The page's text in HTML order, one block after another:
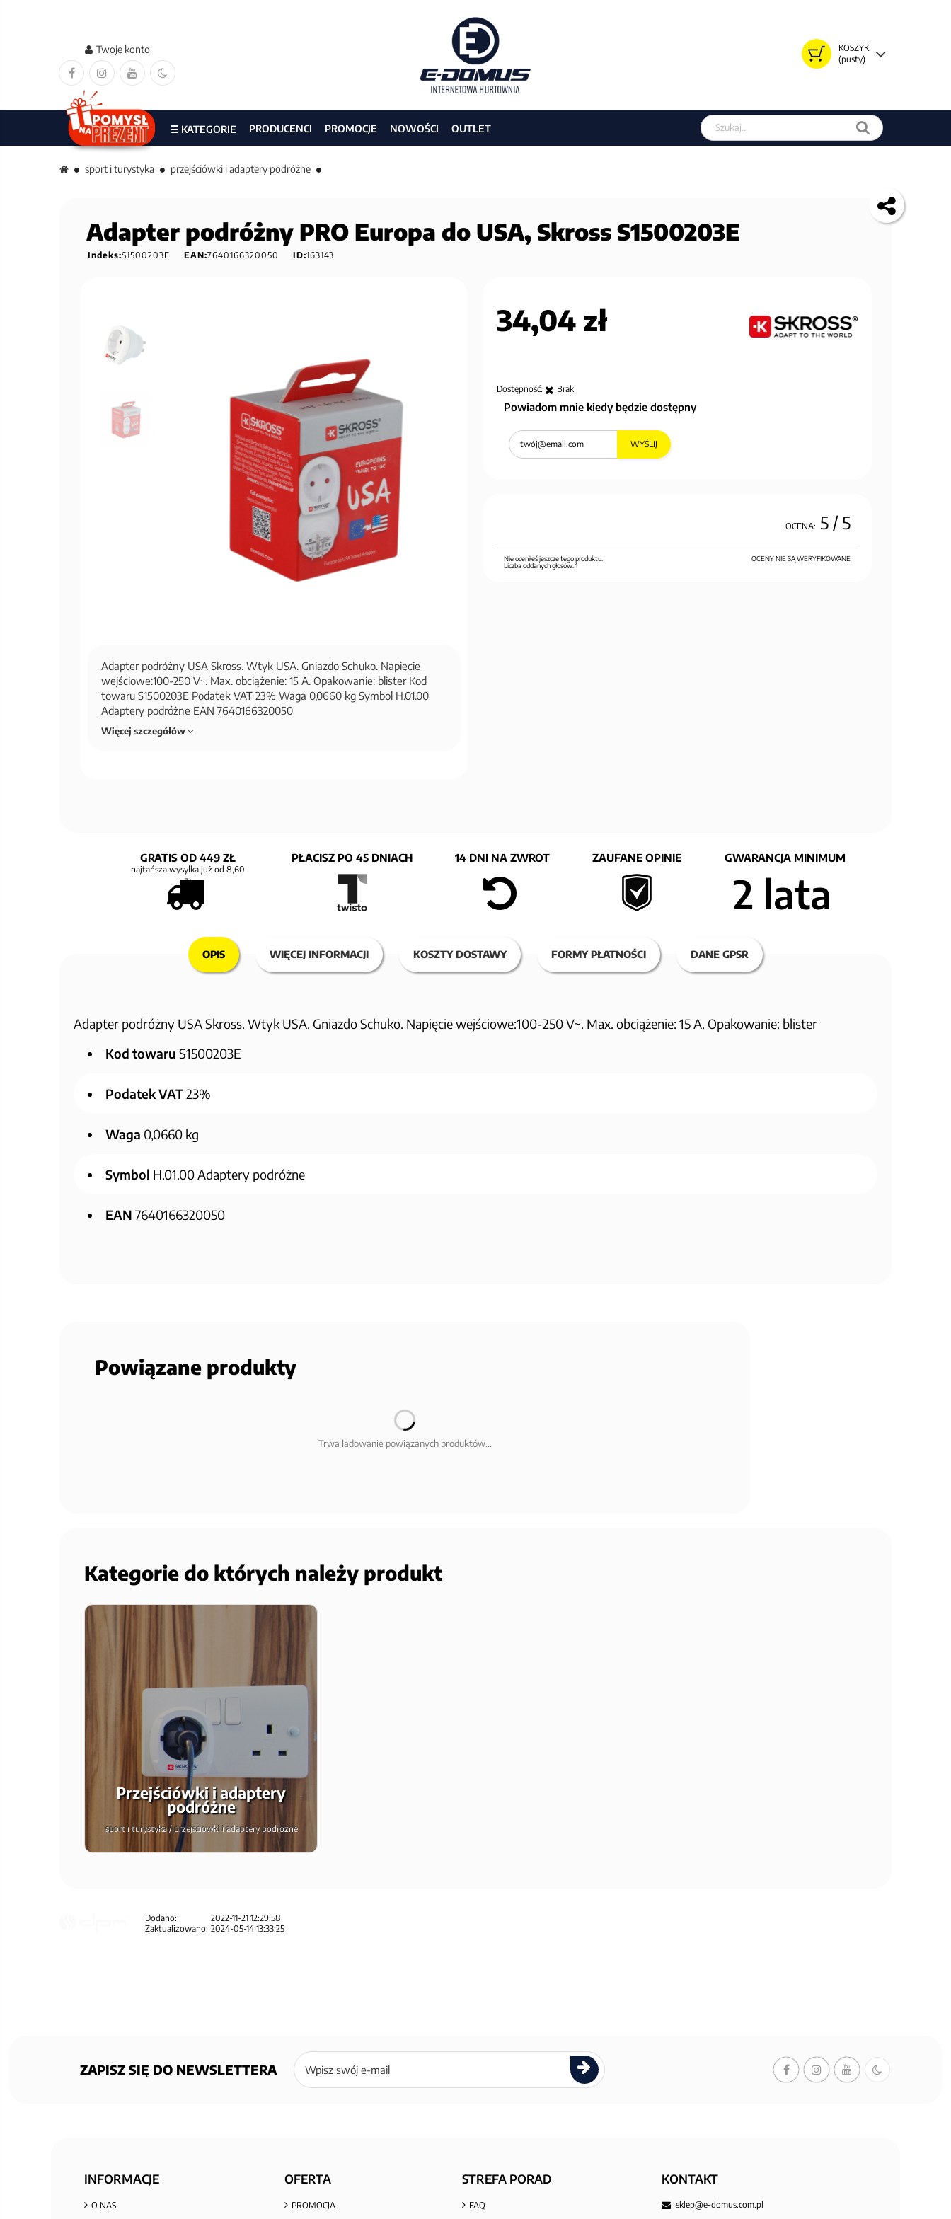
KOSZYK
(pusty)
Twoje konto
Szukaj w sklepie
☰ KATEGORIE PRODUCENCI PROMOCJE NOWOŚCI OUTLET
sport i turystyka przejściówki i adaptery podróżne
Adapter podróżny PRO Europa do USA, Skross S1500203E
Indeks:S1500203E EAN:7640166320050 ID:163143
Adapter podróżny USA Skross. Wtyk USA. Gniazdo Schuko. Napięcie
wejściowe:100-250 V~. Max. obciążenie: 15 A. Opakowanie: blister Kod
towaru S1500203E Podatek VAT 23% Waga 0,0660 kg Symbol H.01.00
Adaptery podróżne EAN 7640166320050
Więcej szczegółów
34,04 zł
Dostępność: Brak
Powiadom mnie kiedy będzie dostępny
WYŚLIJ
OCENA: 5/ 5
OCENY NIE SĄ WERYFIKOWANE
Nie oceniłeś jeszcze tego produktu.
Liczba oddanych głosów:1
GRATIS OD 449 ZŁ
najtańsza wysyłka już od 8,60
zł
PŁACISZ PO 45 DNIACH 14 DNI NA ZWROT ZAUFANE OPINIE GWARANCJA MINIMUM
2 lata
OPIS WIĘCEJ INFORMACJI KOSZTY DOSTAWY FORMY PŁATNOŚCI DANE GPSR
Adapter podróżny USA Skross. Wtyk USA. Gniazdo Schuko. Napięcie wejściowe:100-250 V~. Max. obciążenie: 15 A. Opakowanie: blister
Kod towaru S1500203E
Podatek VAT23%
Waga 0,0660 kg
Symbol H.01.00 Adaptery podróżne
EAN 7640166320050
Powiązane produkty
Trwa ładowanie powiązanych produktów...
Kategorie do których należy produkt
Przejściówki i adaptery
podróżne
sport i turystyka / przejsciowki i adaptery podrozne
Dodano:
2022-11-21 12:29:58
Zaktualizowano: 2024-05-14 13:33:25
ZAPISZ SIĘ DO NEWSLETTERA
Zapisz
się
newslettera
INFORMACJE
O NAS
OFERTA
PROMOCJA
STREFA PORAD
FAQ
KONTAKT
sklep@e-domus.com.pl